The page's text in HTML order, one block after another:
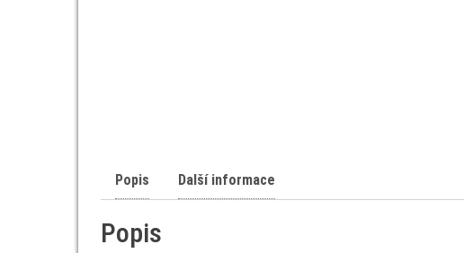
Popis Další informace
Popis